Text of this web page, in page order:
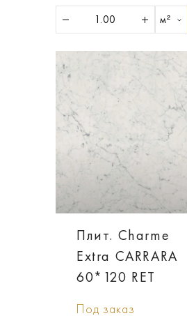
м²
Плит. Charme
Extra CARRARA
60*120 RET
Под заказ